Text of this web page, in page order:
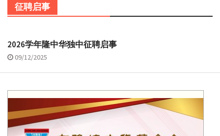
征聘启事
2026学年隆中华独中征聘启事
09/12/2025